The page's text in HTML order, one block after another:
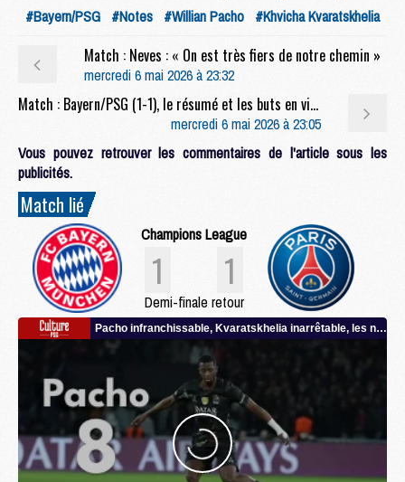
#Bayern/PSG #Notes #Willian Pacho #Khvicha Kvaratskhelia
Match : Neves : « On est très fiers de notre chemin »
mercredi 6 mai 2026 à 23:32
Match : Bayern/PSG (1-1), le résumé et les buts en video
mercredi 6 mai 2026 à 23:05
Vous pouvez retrouver les commentaires de l'article sous les
publicités.
Match lié
Champions League
1 1
Demi-finale retour